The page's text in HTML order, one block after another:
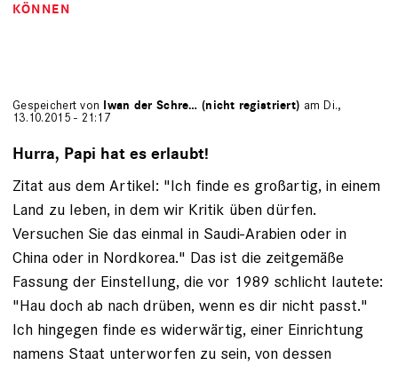
KÖNNEN
Gespeichert von Iwan der Schre… (nicht registriert) am Di.,
13.10.2015 - 21:17
Hurra, Papi hat es erlaubt!
Zitat aus dem Artikel: "Ich finde es großartig, in einem
Land zu leben, in dem wir Kritik üben dürfen.
Versuchen Sie das einmal in Saudi-Arabien oder in
China oder in Nordkorea." Das ist die zeitgemäße
Fassung der Einstellung, die vor 1989 schlicht lautete:
"Hau doch ab nach drüben, wenn es dir nicht passt."
Ich hingegen finde es widerwärtig, einer Einrichtung
namens Staat unterworfen zu sein, von dessen